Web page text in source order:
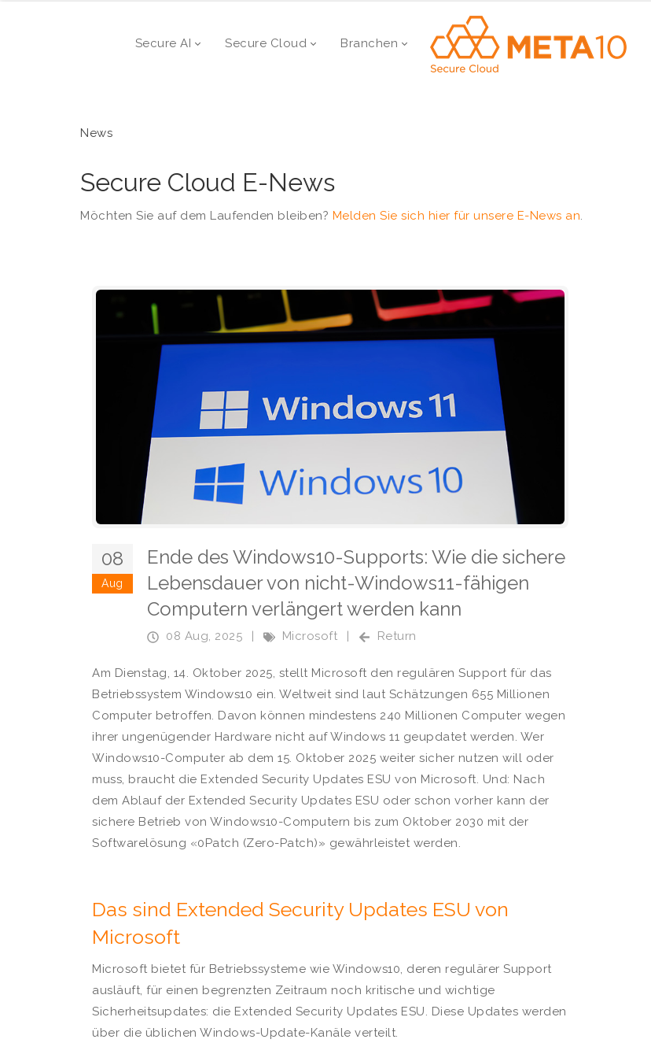
Secure AI Secure Cloud Branchen
News
Secure Cloud E-News
Möchten Sie auf dem Laufenden bleiben? Melden Sie sich hier für unsere E-News an.
08
Aug
Ende des Windows10-Supports: Wie die sichere
Lebensdauer von nicht-Windows11-fähigen
Computern verlängert werden kann
08 Aug, 2025 | Microsoft | Return
Am Dienstag, 14. Oktober 2025, stellt Microsoft den regulären Support für das
Betriebssystem Windows10 ein. Weltweit sind laut Schätzungen 655 Millionen
Computer betroffen. Davon können mindestens 240 Millionen Computer wegen
ihrer ungenügender Hardware nicht auf Windows 11 geupdatet werden. Wer
Windows10-Computer ab dem 15. Oktober 2025 weiter sicher nutzen will oder
muss, braucht die Extended Security Updates ESU von Microsoft. Und: Nach
dem Ablauf der Extended Security Updates ESU oder schon vorher kann der
sichere Betrieb von Windows10-Computern bis zum Oktober 2030 mit der
Softwarelösung «0Patch (Zero-Patch)» gewährleistet werden.
Das sind Extended Security Updates ESU von
Microsoft
Microsoft bietet für Betriebssysteme wie Windows10, deren regulärer Support
ausläuft, für einen begrenzten Zeitraum noch kritische und wichtige
Sicherheitsupdates: die Extended Security Updates ESU. Diese Updates werden
über die üblichen Windows-Update-Kanäle verteilt.